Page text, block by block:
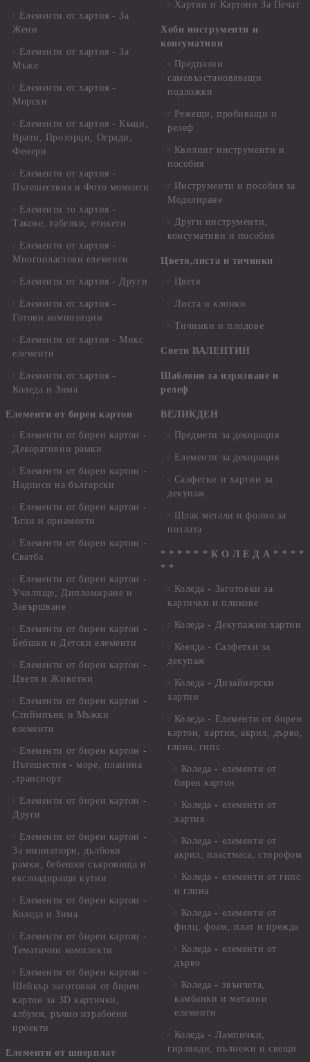
Елементи от хартия - За
Жени
Елементи от хартия - За
Мъже
Елементи от хартия -
Морски
Елементи от хартия - Къщи,
Врати, Прозорци, Огради,
Фенери
Елементи от хартия -
Пътешествия и Фото моменти
Елементи то хартия -
Такове, табелки, етикети
Елементи от хартия -
Многопластови елементи
Елементи от хартия - Други
Елементи от хартия -
Готови композиции
Елементи от хартия - Микс
елементи
Елементи от хартия -
Коледа и Зима
Елементи от бирен картон
Елементи от бирен картон -
Декоративни рамки
Елементи от бирен картон -
Надписи на български
Елементи от бирен картон -
Ъгли и орнаменти
Елементи от бирен картон -
Сватба
Елементи от бирен картон -
Училище, Дипломиране и
Завършване
Елементи от бирен картон -
Бебшки и Детски елементи
Елементи от бирен картон -
Цветя и Животни
Елементи от бирен картон -
Стиймпънк и Мъжки
елементи
Елементи от бирен картон -
Пътешестия - море, планина
,транспорт
Елементи от бирен картон -
Други
Елементи от бирен картон -
За миниатюри, дълбоки
рамки, бебешки съкровища и
екслоадиращи кутии
Елементи от бирен картон -
Коледа и Зима
Елементи от бирен картон -
Тематични комплекти
Елементи от бирен картон -
Шейкър заготовки от бирен
картон за 3D картички,
албуми, ръчно израбоени
проекти
Елементи от шперплат
Хартии и Картони За Печат
Хоби инструменти и
консумативи
Предпазни
самовъзстановяващи
подложки
Режещи, пробиващи и
релеф
Квилинг инструменти и
пособия
Инструменти и пособия за
Моделиране
Други инструменти,
консумативи и пособия
Цветя,листа и тичинки
Цветя
Листа и клонки
Тичинки и плодове
Свети ВАЛЕНТИН
Шаблони за изрязване и
релеф
ВЕЛИКДЕН
Предмети за декорация
Елементи за декорация
Салфетки и хартии за
декупаж
Шлак метали и фолио за
позлата
* * * * * * К О Л Е Д А * * * *
* *
Коледа - Заготовки за
картички и пликове
Коледа - Декупажни хартии
Коелда - Салфетки за
декупаж
Коледа - Дизайнерски
хартии
Коледа - Eлементи от бирен
картон, хартия, акрил, дърво,
глина, гипс
Коледа - елементи от
бирен картон
Коледа - елементи от
хартия
Коледа - елементи от
акрил, пластмаса, стирофом
Коледа - елементи от гипс
и глина
Коледа - елементи от
филц, фоам, плат и прежда
Коледа - елементи от
дърво
Коледа - звънчета,
камбанки и метални
елементи
Коледа - Лампички,
гирлянди, пълнежи и свещи